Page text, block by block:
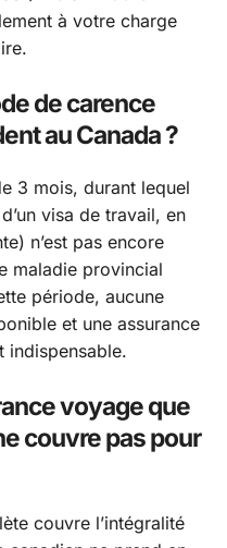
à votre charge
de carence
au Canada ?
3 mois, durant lequel
visa de travail, en
n’est pas encore
maladie provincial
période, aucune
et une assurance
indispensable.
voyage que
couvre pas pour
couvre l’intégralité